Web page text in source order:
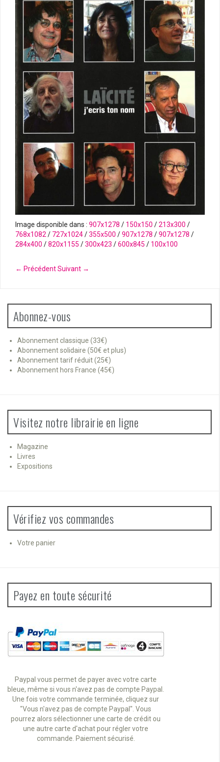
Image disponible dans : 907x1278 / 150x150 /213x300 /
768x1082/ 727x1024/355x500 /907x1278 /907x1278 /
284x400 /820x1155 /300x423 /600x845 / 100x100
← PrécédentSuivant →
Abonnez-vous
Abonnement classique (33€)
Abonnement solidaire (50€ et plus)
Abonnement tarif réduit (25€)
Abonnement hors France (45€)
Visitez notre librairie en ligne
Magazine
Livres
Expositions
Vérifiez vos commandes
Votre panier
Payez en toute sécurité
Paypal vous permet de payer avec votre carte
bleue, même si vous n'avez pas de compte Paypal.
Une fois votre commande terminée, cliquez sur
"Vous n'avez pas de compte Paypal". Vous
pourrez alors sélectionner une carte de crédit ou
une autre carte d'achat pour régler votre
commande. Paiement sécurisé.